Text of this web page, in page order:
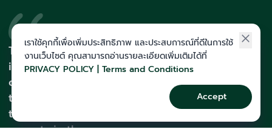
The Act Institute is the
institute with the highest
quota and medical students in
the Northeastern region. With a
team of teachers who are
experts in the exam
เราใช้คุกกี้เพื่อเพิ่มประสิทธิภาพ และประสบการณ์ที่ดีในการใช้
งานเว็บไซต์ คุณสามารถอ่านรายละเอียดเพิ่มเติมได้ที่
PRIVACY POLICY | Terms and Conditions
Accept